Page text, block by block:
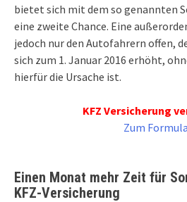
bietet sich mit dem so genannten
eine zweite Chance. Eine
jedoch nur den Autofahrern offen,
sich zum 1. Januar 2016 erhöht,
hierfür die Ursache ist.
KFZ Versicherung
Zum
Einen Monat mehr Zeit für
KFZ-Versicherung